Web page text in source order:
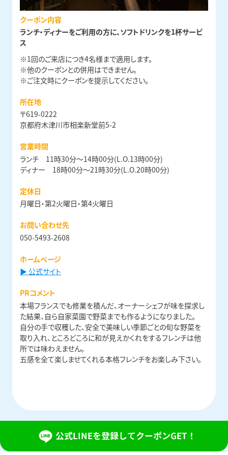
クーポン内容
ランチ・ディナーをご利用の方に、ソフトドリンクを1杯サービ
ス
※1回のご来店につき4名様まで適用します。
※他のクーポンとの併用はできません。
※ご注文時にクーポンを提示してください。
所在地
〒619-0222
京都府木津川市相楽新堂前5-2
営業時間
ランチ 11時30分〜14時00分(L.O.13時00分)
ディナー 18時00分〜21時30分(L.O.20時00分)
定休日
月曜日・第2火曜日・第4火曜日
お問い合わせ先
050-5493-2608
ホームページ
▶ 公式サイト
PRコメント
本場フランスでも修業を積んだ、オーナーシェフが味を探求し
た結果、自ら自家菜園で野菜までも作るようになりました。
自分の手で収穫した、安全で美味しい季節ごとの旬な野菜を
取り入れ、ところどころに和が見えかくれをするフレンチは他
所では味わえません。
五感を全て楽しませてくれる本格フレンチをお楽しみ下さい。